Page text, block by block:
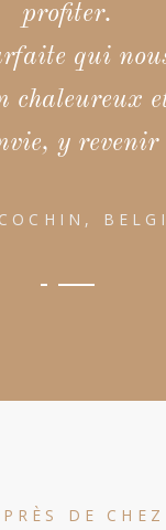
profiter.
qui
chaleureux
y revenir
DE CHEZ